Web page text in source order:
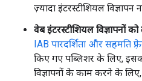
ज़्यादा इंटरस्टीशियल विज्ञापन
वेब इंटरस्टीशियल विज्ञापनों
IAB पारदर्शिता और सहमति
किए गए पब्लिशर के लिए,
विज्ञापनों के काम करने के लिए,